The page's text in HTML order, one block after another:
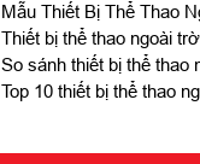
Mẫu Thiết Bị Thể Thao
Thiết bị thể thao ngoài
So sánh thiết bị thể thao
Top 10 thiết bị thể thao